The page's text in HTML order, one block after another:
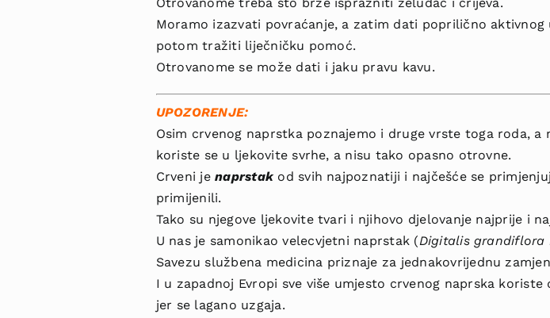
Otrovanome treba što brže ispra­zniti želudac i crijeva.
Moramo izazvati povra­ćanje, a zatim dati poprilično
potom tražiti liječničku pomoć.
Otrovanome se može dati i jaku pravu kavu.
UPOZORENJE:
Osim crvenog naprstka pozna­jemo i druge vrste toga roda,
koriste se u ljekovite svrhe, a nisu tako opasno otrovne.
Crveni jenaprstak od svih najpozna­tiji i najčešće se
primije­nili.
Tako su njegove ljekovite tvari i njihovo djelovanje najprije i
U nas je samonikao velecvjetni naprstak (Digitalis gran­diflora
Savezu službena medicina pri­znaje za jednakovrijednu
I u zapadnoj Evropi sve više umjesto crvenog naprska koriste
jer se lagano uzgaja.